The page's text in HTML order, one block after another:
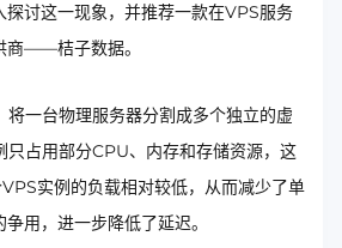
探讨这一现象，并推荐一款在VPS服务
商——桔子数据。
一台物理服务器分割成多个独立的虚
只占用部分CPU、内存和存储资源，这
实例的负载相对较低，从而减少了单
用，进一步降低了延迟。